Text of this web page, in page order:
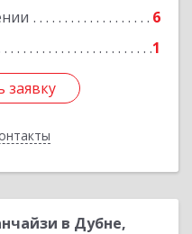
6
1
заявку
заявку
в Дубне,